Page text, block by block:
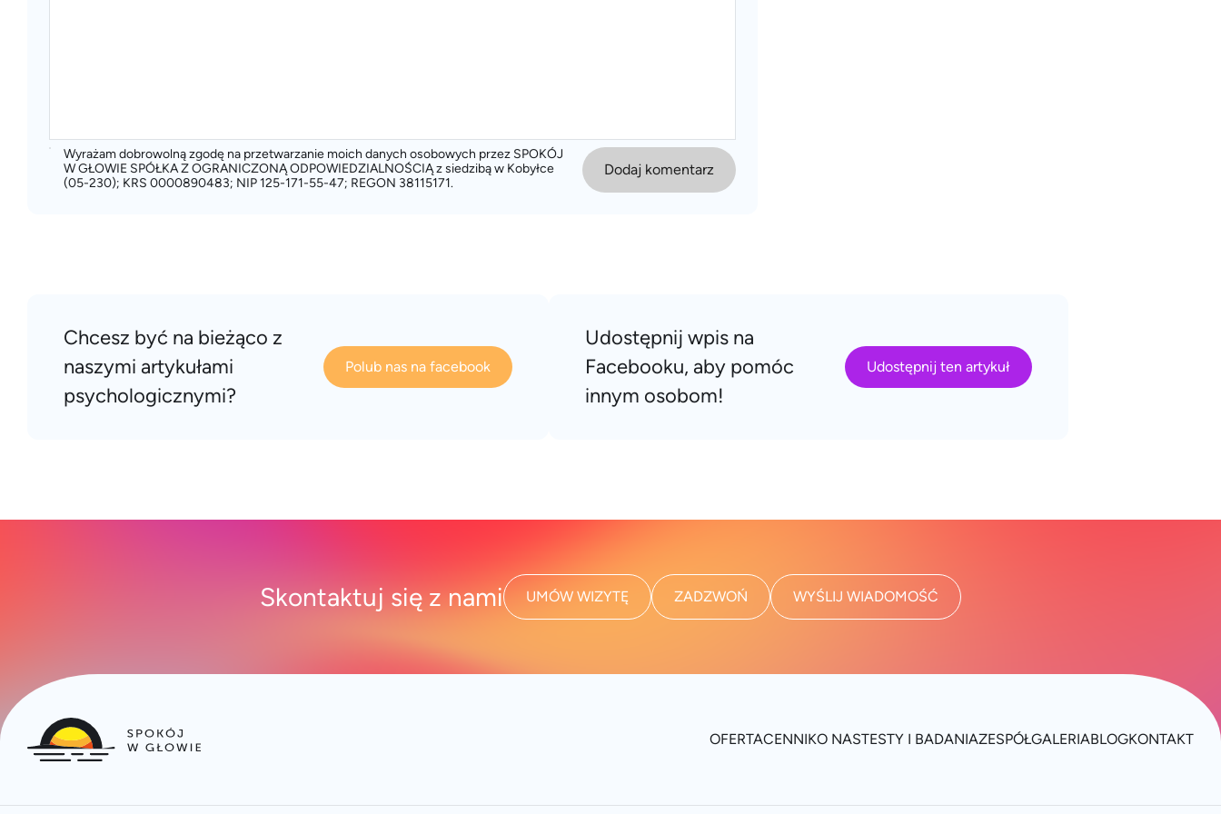
Wyrażam dobrowolną zgodę na przetwarzanie moich danych osobowych przez SPOKÓJ
W GŁOWIE SPÓŁKA Z OGRANICZONĄ ODPOWIEDZIALNOŚCIĄ z siedzibą w Kobyłce
(05-230); KRS 0000890483; NIP 125-171-55-47; REGON 38115171.
Dodaj komentarz
Chcesz być na bieżąco z
naszymi artykułami
psychologicznymi?
Polub nas na facebook
Udostępnij wpis na
Facebooku, aby pomóc
innym osobom!
Udostępnij ten artykuł
Skontaktuj się z nami UMÓW WIZYTĘ ZADZWOŃ WYŚLIJ WIADOMOŚĆ
OFERTACENNIKO NASTESTY I BADANIAZESPÓŁGALERIABLOGKONTAKT